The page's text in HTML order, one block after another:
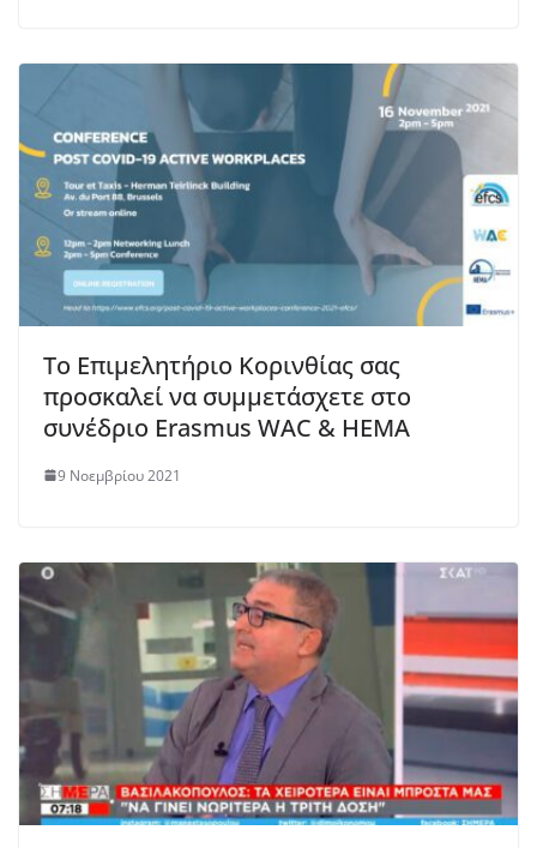
Το Επιμελητήριο Κορινθίας σας
προσκαλεί να συμμετάσχετε στο
συνέδριο Erasmus WAC & HEMA
9 Νοεμβρίου 2021